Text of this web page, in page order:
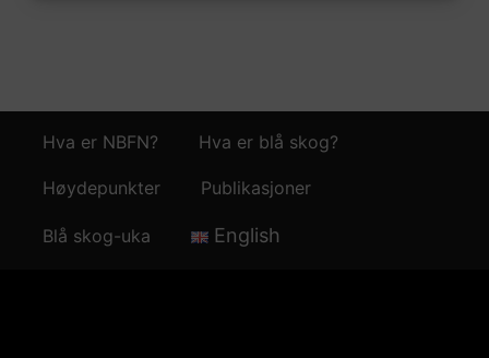
Hva er NBFN? Hva er blå skog?
Høydepunkter Publikasjoner
Blå skog-uka English